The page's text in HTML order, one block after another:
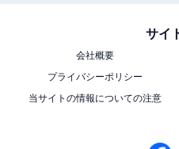
サイ
会社概要
プライバシーポリシー
当サイトの情報についての注意